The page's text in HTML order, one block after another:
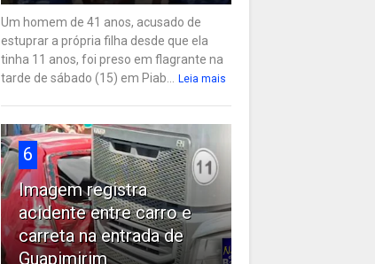
Um homem de 41 anos, acusado de
estuprar a própria filha desde que ela
tinha 11 anos, foi preso em flagrante na
tarde de sábado (15) em Piab... Leia mais
6
Imagem registra
acidente entre carro e
carreta na entrada de
Guapimirim